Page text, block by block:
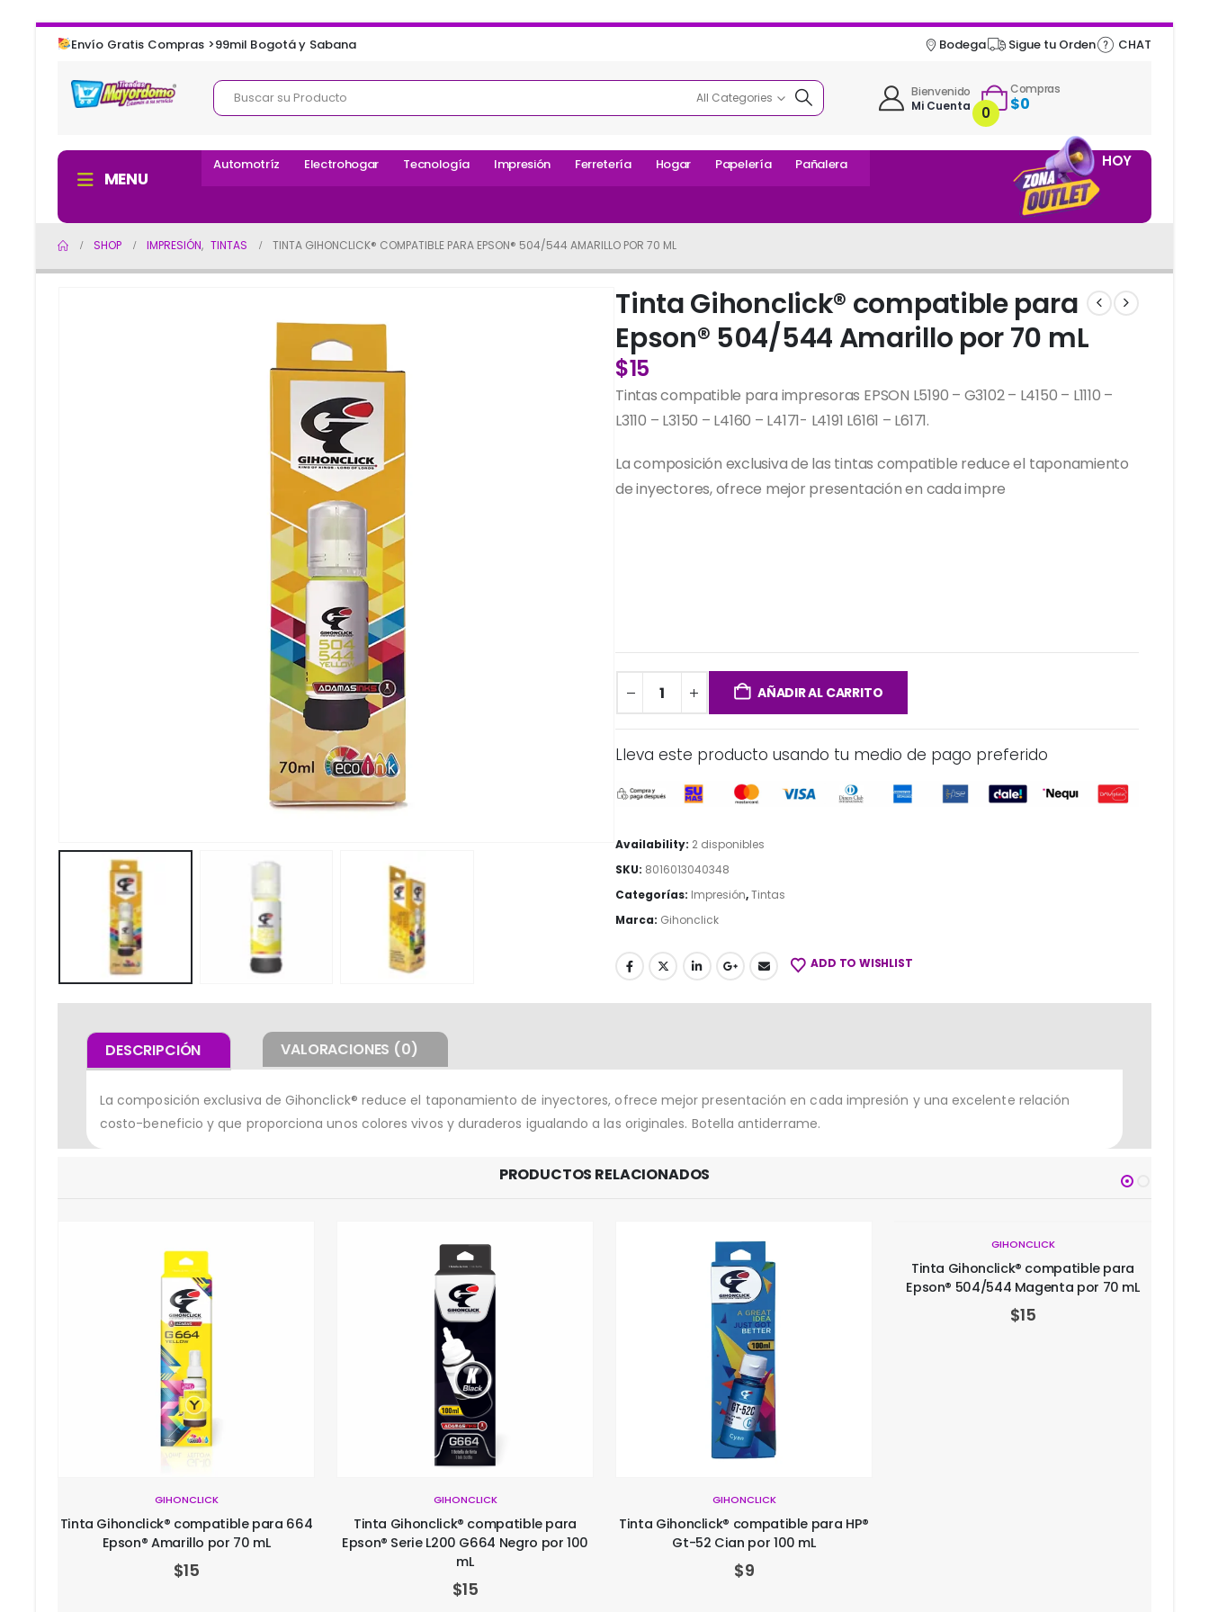
Envío Gratis Compras >99mil Bogotá y Sabana Bodega Sigue tu Orden CHAT
All Categories
Bienvenido
Mi Cuenta
0
Compras
$0
MENU
Automotríz Electrohogar Tecnología Impresión Ferretería Hogar Papelería Pañalera HOY
SHOP IMPRESIÓN, TINTAS TINTA GIHONCLICK® COMPATIBLE PARA EPSON® 504/544 AMARILLO POR 70 ML
Tinta Gihonclick® compatible para
Epson® 504/544 Amarillo por 70 mL
$15
Tintas compatible para impresoras EPSON L5190 – G3102 – L4150 – L1110 –
L3110 – L3150 – L4160 – L4171- L4191 L6161 – L6171.
La composición exclusiva de las tintas compatible reduce el taponamiento
de inyectores, ofrece mejor presentación en cada impre
AÑADIR AL CARRITO
Lleva este producto usando tu medio de pago preferido
Availability: 2 disponibles
SKU: 8016013040348
Categorías: Impresión,Tintas
Marca: Gihonclick
ADD TO WISHLIST
DESCRIPCIÓN VALORACIONES (0)
La composición exclusiva de Gihonclick® reduce el taponamiento de inyectores, ofrece mejor presentación en cada impresión y una excelente relación
costo-beneficio y que proporciona unos colores vivos y duraderos igualando a las originales. Botella antiderrame.
PRODUCTOS RELACIONADOS
GIHONCLICK
Tinta Gihonclick® compatible para 664
Epson® Amarillo por 70 mL
$15
GIHONCLICK
Tinta Gihonclick® compatible para
Epson® Serie L200 G664 Negro por 100
mL
$15
GIHONCLICK
Tinta Gihonclick® compatible para HP®
Gt-52 Cian por 100 mL
$9
GIHONCLICK
Tinta Gihonclick® compatible para
Epson® 504/544 Magenta por 70 mL
$15